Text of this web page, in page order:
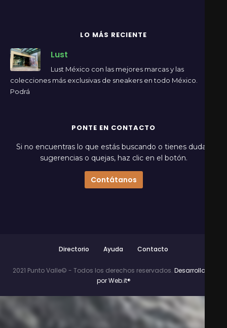
LO MÁS RECIENTE
Lust
Lust México con las mejores marcas y las
colecciones más exclusivas de sneakers en todo México.
Podrá
PONTE EN CONTACTO
Si no encuentras lo que estás buscando o tienes dudas,
sugerencias o quejas, haz clic en el botón.
Contátanos
Directorio Ayuda Contacto
2021 Punto Valle© - Todos los derechos reservados. Desarrollado
por Web.it®